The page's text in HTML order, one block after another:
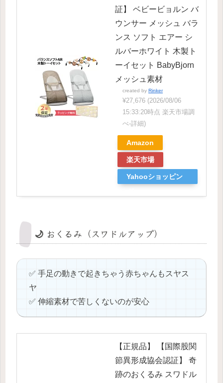
証】 ベビービョルン バ
ウンサー メッシュ バラ
ンス ソフト エアー シ
ルバーホワイト 木製ト
ーイセット BabyBjorn
メッシュ素材
created by Rinker
¥27,676 (2026/08/06
15:33:20時点 楽天市場調
べ-詳細)
Amazon
楽天市場
Yahooショッピン
🌙 おくるみ（スワドルアップ）
✅ 手足の動きで起きちゃう赤ちゃんもスヤス
ヤ
✅ 伸縮素材で苦しくないのが安心
【正規品】 【国際股関
節異形成協会認証】 奇
跡のおくるみ スワドル